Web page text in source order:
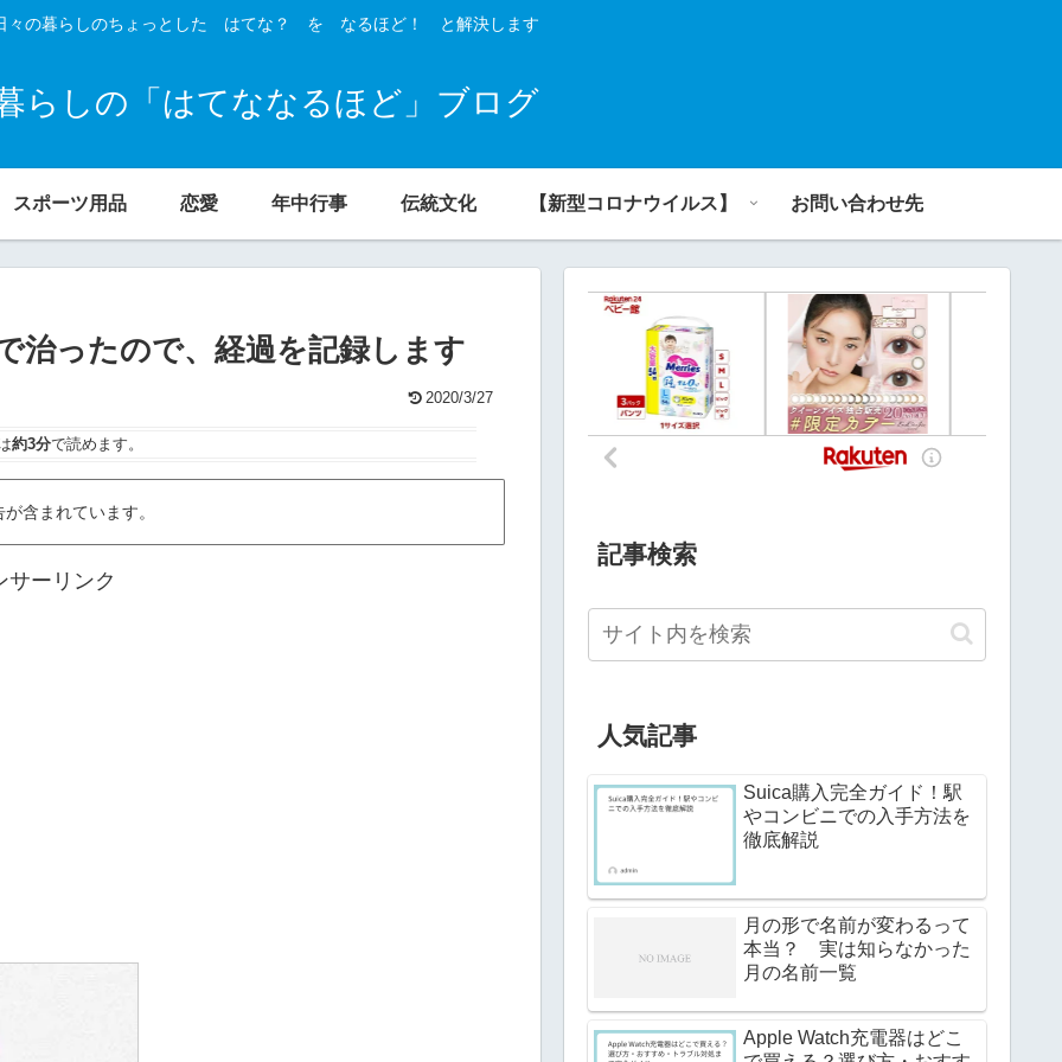
々の暮らしのちょっとした はてな？ を なるほど！ と解決します
らしの「はてななるほど」ブログ
スポーツ用品 恋愛 年中行事 伝統文化 【新型コロナウイルス】 お問い合わせ先
治ったので、経過を記録します
2020/3/27
約3分で読めます。
含まれています。
サーリンク
記事検索
人気記事
Suica購入完全ガイド！駅
やコンビニでの入手方法を
徹底解説
月の形で名前が変わるって
本当？ 実は知らなかった
月の名前一覧
Apple Watch充電器はどこ